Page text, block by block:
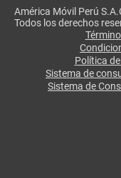
América Móvil Perú
Todos los derechos
Política
Sistema de
Sistema de